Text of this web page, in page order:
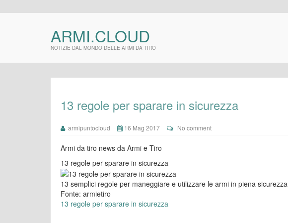
ARMI.CLOUD
NOTIZIE DAL MONDO DELLE ARMI DA TIRO
13 regole per sparare in sicurezza
armipuntocloud 16 Mag 2017 No comment
Armi da tiro news da Armi e Tiro
13 regole per sparare in sicurezza
13 semplici regole per maneggiare e utilizzare le armi in piena sicurezza
Fonte: armietiro
13 regole per sparare in sicurezza